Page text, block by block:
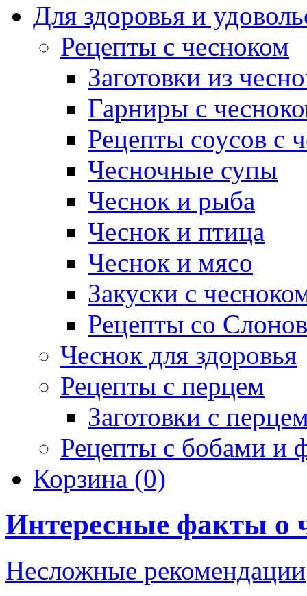
Для здоровья и
Рецепты с чесноком
Заготовки из
Гарниры с
Рецепты соусов с
Чесночные супы
Чеснок и рыба
Чеснок и птица
Чеснок и мясо
Закуски с
Рецепты со
Чеснок для здоровья
Рецепты с перцем
Заготовки с
Рецепты с бобами и
Корзина (0)
Интересные факты о
Несложные рекомендации